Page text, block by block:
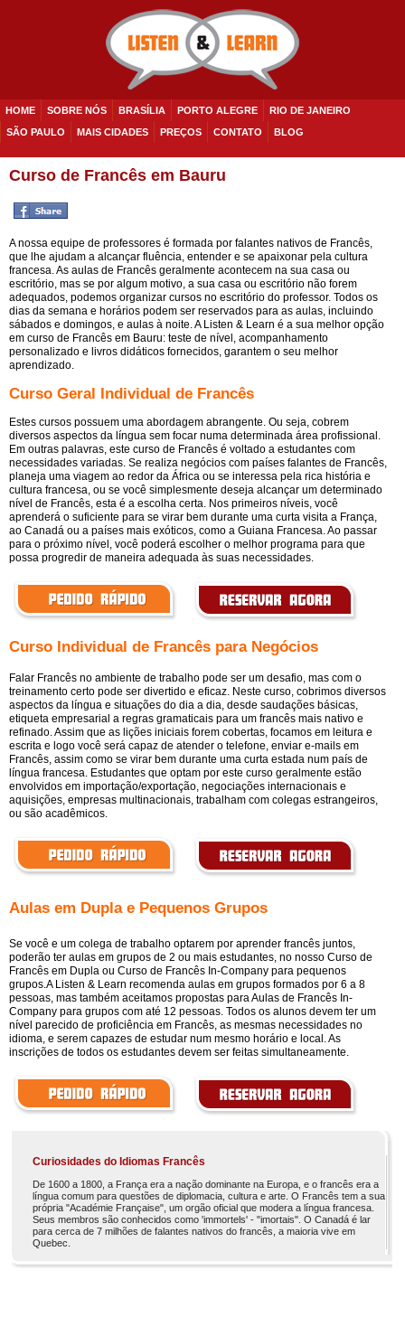
HOME SOBRE NÓS BRASÍLIA PORTO ALEGRE
RIO DE JANEIRO
SÃO PAULO
MAIS CIDADES PREÇOS CONTATO BLOG
Curso de Francês em Bauru
A nossa equipe de professores é formada por falantes nativos de Francês,
que lhe ajudam a alcançar fluência, entender e se apaixonar pela cultura
francesa. As aulas de Francês geralmente acontecem na sua casa ou
escritório, mas se por algum motivo, a sua casa ou escritório não forem
adequados, podemos organizar cursos no escritório do professor. Todos os
dias da semana e horários podem ser reservados para as aulas, incluindo
sábados e domingos, e aulas à noite. A Listen & Learn é a sua melhor opção
em curso de Francês em Bauru: teste de nível, acompanhamento
personalizado e livros didáticos fornecidos, garantem o seu melhor
aprendizado.
Curso Geral Individual de Francês
Estes cursos possuem uma abordagem abrangente. Ou seja, cobrem
diversos aspectos da língua sem focar numa determinada área profissional.
Em outras palavras, este curso de Francês é voltado a estudantes com
necessidades variadas. Se realiza negócios com países falantes de Francês,
planeja uma viagem ao redor da África ou se interessa pela rica história e
cultura francesa, ou se você simplesmente deseja alcançar um determinado
nível de Francês, esta é a escolha certa. Nos primeiros níveis, você
aprenderá o suficiente para se virar bem durante uma curta visita a França,
ao Canadá ou a países mais exóticos, como a Guiana Francesa. Ao passar
para o próximo nível, você poderá escolher o melhor programa para que
possa progredir de maneira adequada às suas necessidades.
Curso Individual de Francês para Negócios
Falar Francês no ambiente de trabalho pode ser um desafio, mas com o
treinamento certo pode ser divertido e eficaz. Neste curso, cobrimos diversos
aspectos da língua e situações do dia a dia, desde saudações básicas,
etiqueta empresarial a regras gramaticais para um francês mais nativo e
refinado. Assim que as lições iniciais forem cobertas, focamos em leitura e
escrita e logo você será capaz de atender o telefone, enviar e-mails em
Francês, assim como se virar bem durante uma curta estada num país de
língua francesa. Estudantes que optam por este curso geralmente estão
envolvidos em importação/exportação, negociações internacionais e
aquisições, empresas multinacionais, trabalham com colegas estrangeiros,
ou são acadêmicos.
Aulas em Dupla e Pequenos Grupos
Se você e um colega de trabalho optarem por aprender francês juntos,
poderão ter aulas em grupos de 2 ou mais estudantes, no nosso Curso de
Francês em Dupla ou Curso de Francês In-Company para pequenos
grupos.A Listen & Learn recomenda aulas em grupos formados por 6 a 8
pessoas, mas também aceitamos propostas para Aulas de Francês In-
Company para grupos com até 12 pessoas. Todos os alunos devem ter um
nível parecido de proficiência em Francês, as mesmas necessidades no
idioma, e serem capazes de estudar num mesmo horário e local. As
inscrições de todos os estudantes devem ser feitas simultaneamente.
Curiosidades do Idiomas Francês
De 1600 a 1800, a França era a nação dominante na Europa, e o francês era a
língua comum para questões de diplomacia, cultura e arte. O Francês tem a sua
própria "Académie Française", um orgão oficial que modera a língua francesa.
Seus membros são conhecidos como 'immortels' - "imortais". O Canadá é lar
para cerca de 7 milhões de falantes nativos do francês, a maioria vive em
Quebec.